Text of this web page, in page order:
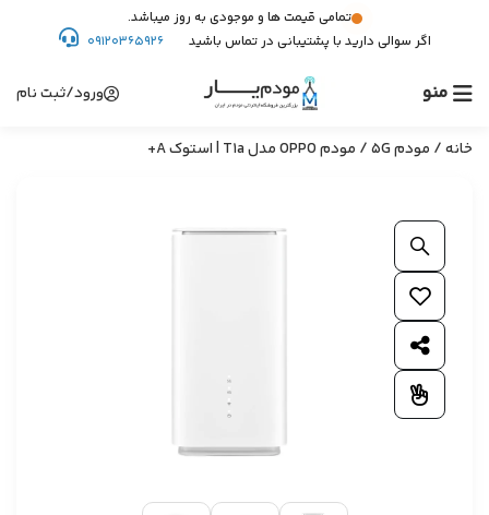
تمامی قیمت ها و موجودی به روز میباشد.
اگر سوالی دارید با پشتیبانی در تماس باشید
09120365926
منو ورود/ثبت نام
خانه/ مودم 5G / مودم OPPO مدل T1a | استوک A+